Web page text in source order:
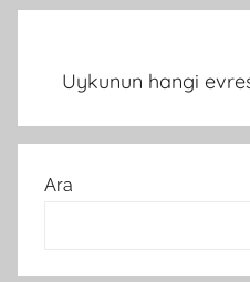
Uykunun hangi
Ara